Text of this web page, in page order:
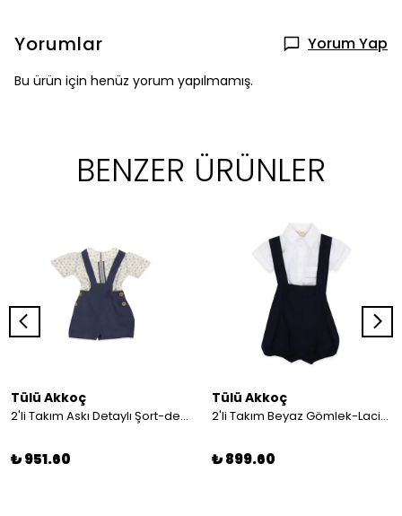
Yorumlar Yorum Yap
Bu ürün için henüz yorum yapılmamış.
BENZER ÜRÜNLER
Tülü Akkoç
2'li Takım Askı Detaylı Şort-desenli Gömlek
₺ 951.60
Tülü Akkoç
2'li Takım Beyaz Gömlek-Lacivert Askılı Şort
₺ 899.60